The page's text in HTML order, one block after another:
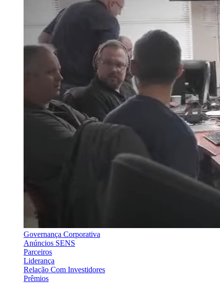
Governança Corporativa
Anúncios SENS
Parceiros
Liderança
Relação Com Investidores
Prêmios